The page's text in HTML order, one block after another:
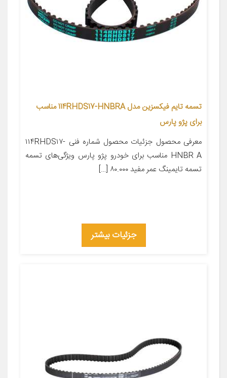
تسمه تایم فیکسزین مدل 114RHDS17-HNBRA مناسب
برای پژو پارس
معرفی محصول جزئیات محصول شماره فنی ۱۱۴RHDS۱۷-
HNBR A مناسب برای خودرو پژو پارس ویژگی‌های تسمه
تسمه تایمینگ عمر مفید ۸۰.۰۰۰ […]
جزئیات بیشتر